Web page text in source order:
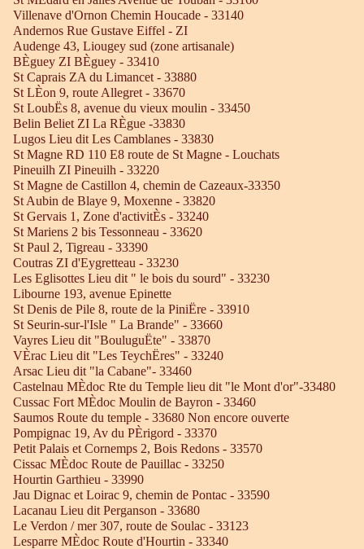
Villenave d'Ornon Chemin Houcade - 33140
Andernos Rue Gustave Eiffel - ZI
Audenge 43, Liougey sud (zone artisanale)
BÈguey ZI BÈguey - 33410
St Caprais ZA du Limancet - 33880
St LÈon 9, route Allegret - 33670
St LoubËs 8, avenue du vieux moulin - 33450
Belin Beliet ZI La RÈgue -33830
Lugos Lieu dit Les Camblanes - 33830
St Magne RD 110 E8 route de St Magne - Louchats
Pineuilh ZI Pineuilh - 33220
St Magne de Castillon 4, chemin de Cazeaux-33350
St Aubin de Blaye 9, Moxenne - 33820
St Gervais 1, Zone d'activitÈs - 33240
St Mariens 2 bis Tessonneau - 33620
St Paul 2, Tigreau - 33390
Coutras ZI d'Eygretteau - 33230
Les Eglisottes Lieu dit " le bois du sourd" - 33230
Libourne 193, avenue Epinette
St Denis de Pile 8, route de la PiniËre - 33910
St Seurin-sur-l'Isle " La Brande" - 33660
Vayres Lieu dit "BouluguËte" - 33870
VÈrac Lieu dit "Les TeychËres" - 33240
Arsac Lieu dit "la Cabane"- 33460
Castelnau MÈdoc Rte du Temple lieu dit "le Mont d'or"-33480
Cussac Fort MÈdoc Moulin de Bayron - 33460
Saumos Route du temple - 33680 Non encore ouverte
Pompignac 19, Av du PÈrigord - 33370
Petit Palais et Cornemps 2, Bois Redons - 33570
Cissac MÈdoc Route de Pauillac - 33250
Hourtin Garthieu - 33990
Jau Dignac et Loirac 9, chemin de Pontac - 33590
Lacanau Lieu dit Perganson - 33680
Le Verdon / mer 307, route de Soulac - 33123
Lesparre MÈdoc Route d'Hourtin - 33340